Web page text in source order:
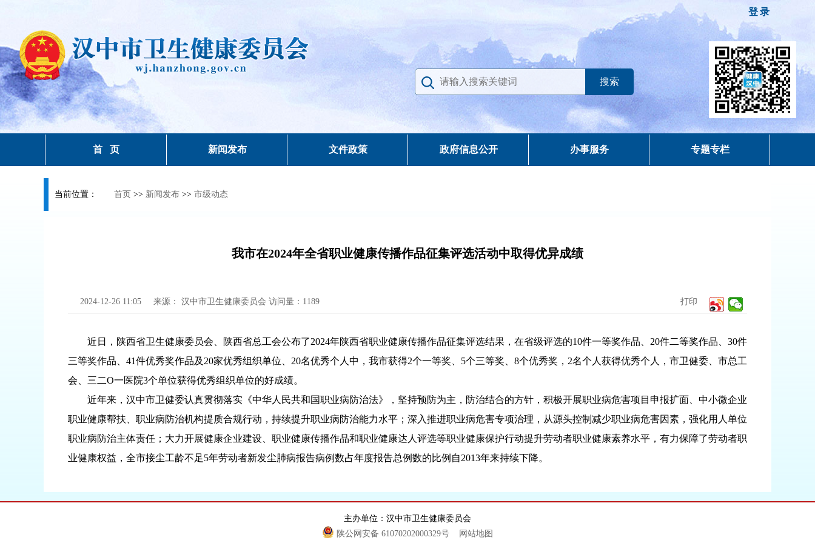
登录
首 页 新闻发布 文件政策 政府信息公开 办事服务 专题专栏
当前位置： 首页 >> 新闻发布 >> 市级动态
我市在2024年全省职业健康传播作品征集评选活动中取得优异成绩
2024-12-26 11:05 来源： 汉中市卫生健康委员会 访问量： 1189 打印
近日，陕西省卫生健康委员会、陕西省总工会公布了2024年陕西省职业健康传播作品征集评选结果，在省级评选的10件一等奖作品、20件二等奖作品、30件
三等奖作品、41件优秀奖作品及20家优秀组织单位、20名优秀个人中，我市获得2个一等奖、5个三等奖、8个优秀奖，2名个人获得优秀个人，市卫健委、市总工
会、三二Ο一医院3个单位获得优秀组织单位的好成绩。
近年来，汉中市卫健委认真贯彻落实《中华人民共和国职业病防治法》，坚持预防为主，防治结合的方针，积极开展职业病危害项目申报扩面、中小微企业
职业健康帮扶、职业病防治机构提质合规行动，持续提升职业病防治能力水平；深入推进职业病危害专项治理，从源头控制减少职业病危害因素，强化用人单位
职业病防治主体责任；大力开展健康企业建设、职业健康传播作品和职业健康达人评选等职业健康保护行动提升劳动者职业健康素养水平，有力保障了劳动者职
业健康权益，全市接尘工龄不足5年劳动者新发尘肺病报告病例数占年度报告总例数的比例自2013年来持续下降。
主办单位：汉中市卫生健康委员会
陕公网安备 61070202000329号
网站地图